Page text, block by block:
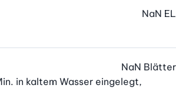
NaN EL
in kaltem Wasser eingelegt,
NaN Blätter